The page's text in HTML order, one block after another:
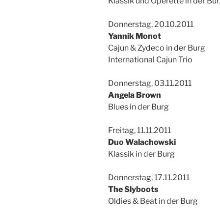
Donnerstag, 20.10.2011
Yannik Monot
Cajun & Zydeco in der Burg
International Cajun Trio
Donnerstag, 03.11.2011
Angela Brown
Blues in der Burg
Freitag, 11.11.2011
Duo Walachowski
Klassik in der Burg
Donnerstag, 17.11.2011
The Slyboots
Oldies & Beat in der Burg